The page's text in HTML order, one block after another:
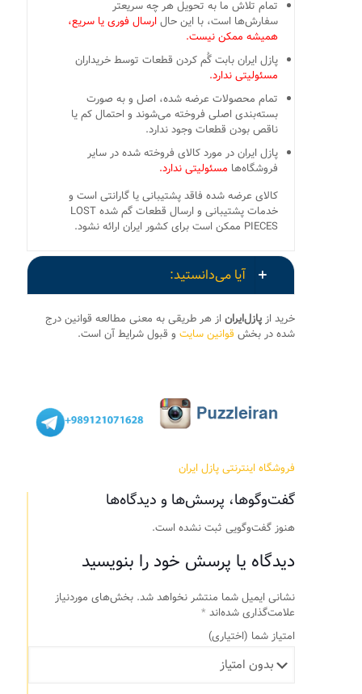
تمام تلاش ما به تحویل هر چه سریعتر
سفارش‌ها است، با این حالارسال فوری یا سریع،
همیشه ممکن نیست.
پازل ایران بابت گُم کردن قطعات توسط خریداران
مسئولیتی ندارد.
تمام محصولات عرضه شده، اصل و به صورت
بسته‌بندی اصلی فروخته می‌شوند و احتمال کم یا
ناقص بودن قطعات وجود ندارد.
پازل ایران در مورد کالای فروخته شده در سایر
فروشگاه‌ها مسئولیتی ندارد.
کالای عرضه شده فاقد پشتیبانی یا گارانتی است و
خدمات پشتیبانی و ارسال قطعات گم شده LOST
PIECES ممکن است برای کشور ایران ارائه نشود.
آیا می‌دانستید:
خرید از پازل‌ایران از هر طریقی به معنی مطالعه قوانین درج
شده در بخش قوانین سایت و قبول شرایط آن است.
فروشگاه اینترنتی پازل ایران
گفت‌وگوها، پرسش‌ها و دیدگاه‌ها
هنوز گفت‌وگویی ثبت نشده است.
دیدگاه یا پرسش خود را بنویسید
نشانی ایمیل شما منتشر نخواهد شد. بخش‌های موردنیاز
علامت‌گذاری شده‌اند *
امتیاز شما (اختیاری)